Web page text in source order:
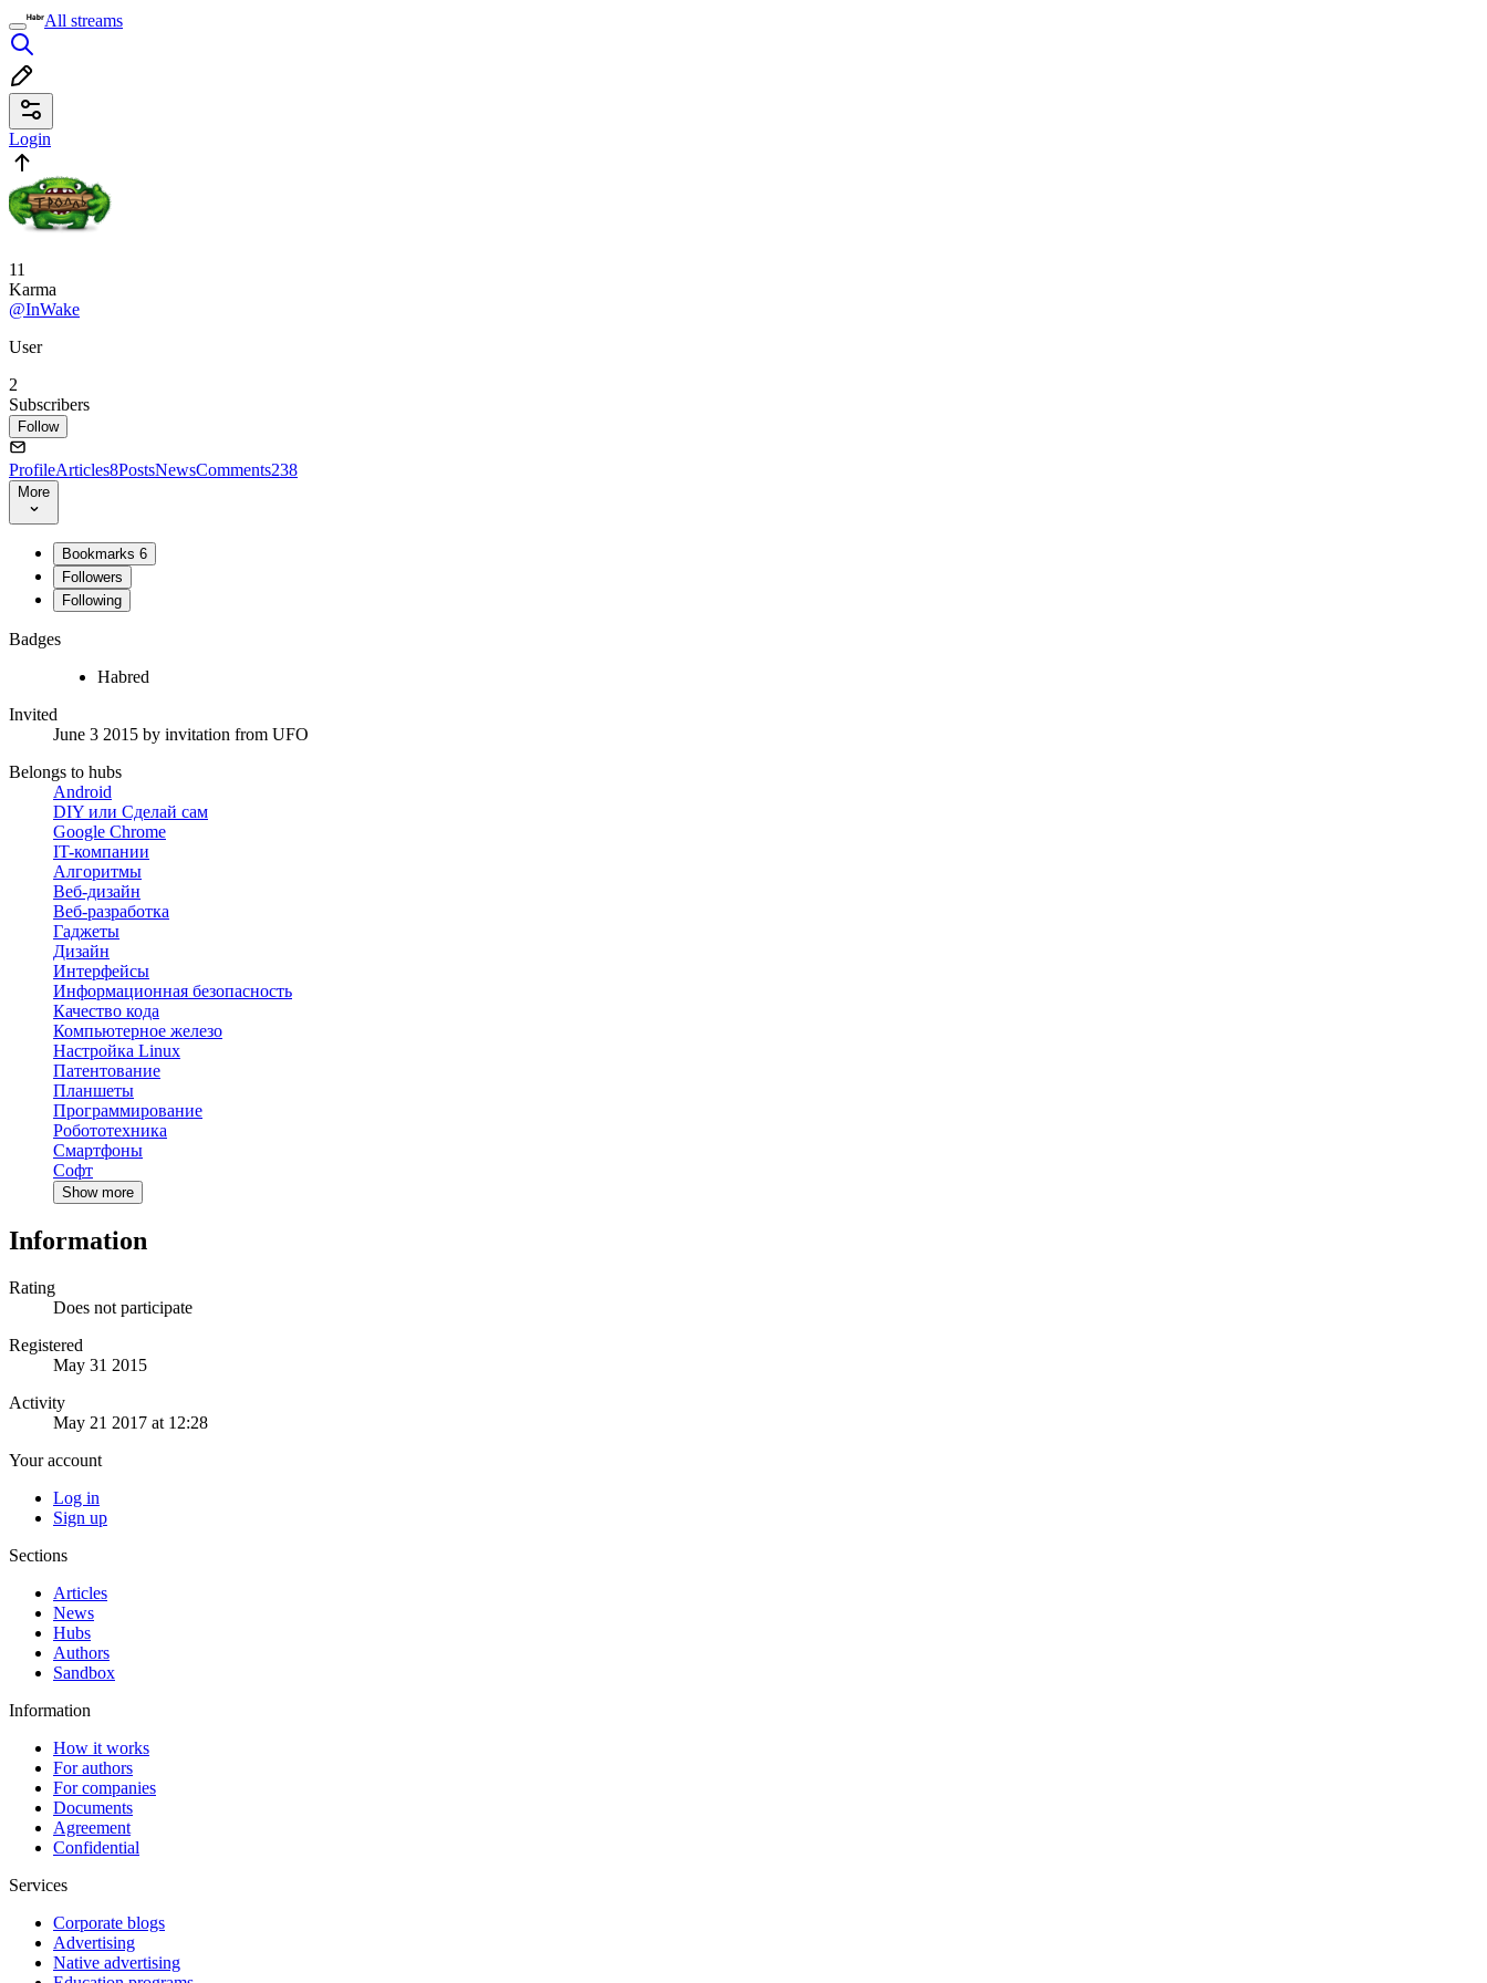
All streams
Login
11
Karma
@InWake
User
2
Subscribers
Follow
ProfileArticles8PostsNewsComments238
More
Bookmarks 6
Followers
Following
Badges
Habred
Invited
June 3 2015 by invitation from UFO
Belongs to hubs
Android
DIY или Сделай сам
Google Chrome
IT-компании
Алгоритмы
Веб-дизайн
Веб-разработка
Гаджеты
Дизайн
Интерфейсы
Информационная безопасность
Качество кода
Компьютерное железо
Настройка Linux
Патентование
Планшеты
Программирование
Робототехника
Смартфоны
Софт
Show more
Information
Rating
Does not participate
Registered
May 31 2015
Activity
May 21 2017 at 12:28
Your account
Log in
Sign up
Sections
Articles
News
Hubs
Authors
Sandbox
Information
How it works
For authors
For companies
Documents
Agreement
Confidential
Services
Corporate blogs
Advertising
Native advertising